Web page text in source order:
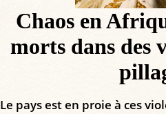
Chaos en
morts dans des
Le pays est en proie à ces